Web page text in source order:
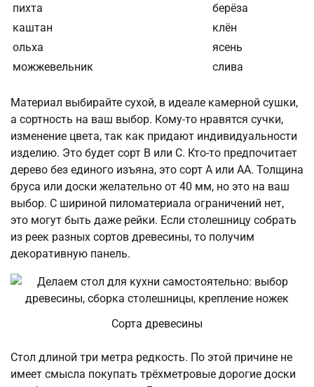
пихта
берёза
каштан
клён
ольха
ясень
можжевельник
слива
Материал выбирайте сухой, в идеале камерной сушки,
а сортность на ваш выбор. Кому-то нравятся сучки,
изменение цвета, так как придают индивидуальности
изделию. Это будет сорт В или С. Кто-то предпочитает
дерево без единого изъяна, это сорт А или АА. Толщина
бруса или доски желательно от 40 мм, но это на ваш
выбор. С шириной пиломатериала ограничений нет,
это могут быть даже рейки. Если столешницу собрать
из реек разных сортов древесины, то получим
декоративную панель.
Сорта древесины
Стол длиной три метра редкость. По этой причине не
имеет смысла покупать трёхметровые дорогие доски